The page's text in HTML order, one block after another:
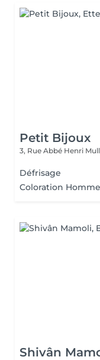
Petit Bijoux
3, Rue Abbé Henri
Défrisage
Coloration Homme
Shivân